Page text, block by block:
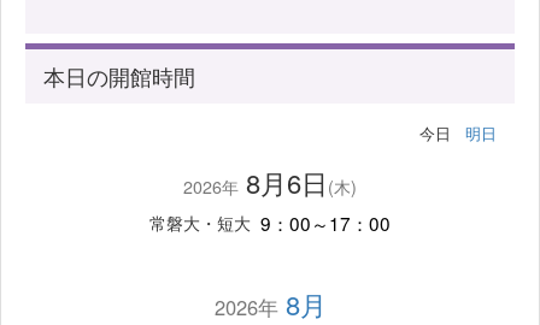
本日の開館時間
今日 明日
2026年 8月6日 (木)
常磐大・短大 9：00～17：00
2026年8月